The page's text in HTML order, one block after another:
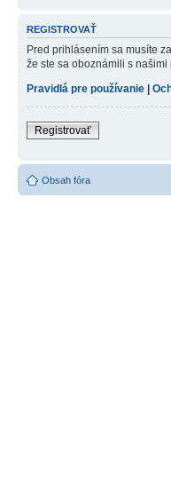
REGISTROVAŤ
Pred prihlásením sa musíte
že ste sa oboznámili s
Pravidlá pre používanie
Registrovať
Obsah fóra